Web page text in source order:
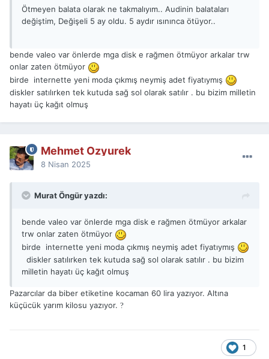
Ötmeyen balata olarak ne takmalıyım.. Audinin balataları
değiştim, Değişeli 5 ay oldu. 5 aydır ısınınca ötüyor..
bende valeo var önlerde mga disk e rağmen ötmüyor arkalar trw
onlar zaten ötmüyor
birde internette yeni moda çıkmış neymiş adet fiyatıymış
diskler satılırken tek kutuda sağ sol olarak satılır . bu bizim milletin
hayatı üç kağıt olmuş
Mehmet Ozyurek
8 Nisan 2025
Murat Öngür yazdı:
bende valeo var önlerde mga disk e rağmen ötmüyor arkalar
trw onlar zaten ötmüyor
birde internette yeni moda çıkmış neymiş adet fiyatıymış
diskler satılırken tek kutuda sağ sol olarak satılır . bu bizim
milletin hayatı üç kağıt olmuş
Pazarcılar da biber etiketine kocaman 60 lira yazıyor. Altına
küçücük yarım kilosu yazıyor. ?
1